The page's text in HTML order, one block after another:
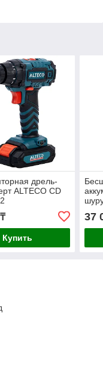
дрель-
ALTECO CD
Купить
37